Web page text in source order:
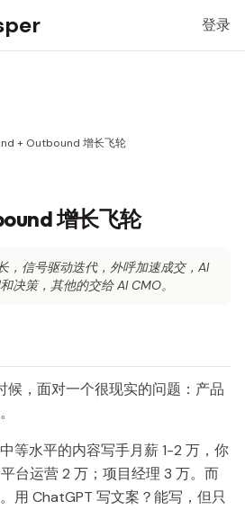
登录
+ Outbound 增长飞轮
增长飞轮
，信号驱动迭代，外呼加速成交，AI
决策，其他的交给 AI CMO。
，面对一个很现实的问题：产品
等水平的内容写手月薪 1-2 万，你
台运营 2 万；项目经理 3 万。而
用 ChatGPT 写文案？能写，但只